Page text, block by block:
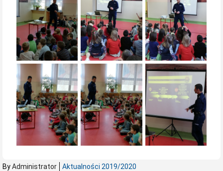
ByAdministrator Aktualności 2019/2020